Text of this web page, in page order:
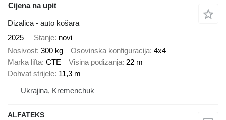
Cijena na upit
Dizalica - auto košara
2025
Stanje novi
Nosivost 300 kg Osovinska konfiguracija 4x4
Marka lifta CTE Visina podizanja 22 m
Dohvat strijele 11,3 m
Ukrajina, Kremenchuk
ALFATEKS